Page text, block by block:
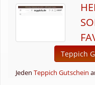
Teppich
Jeden Teppich Gutschein